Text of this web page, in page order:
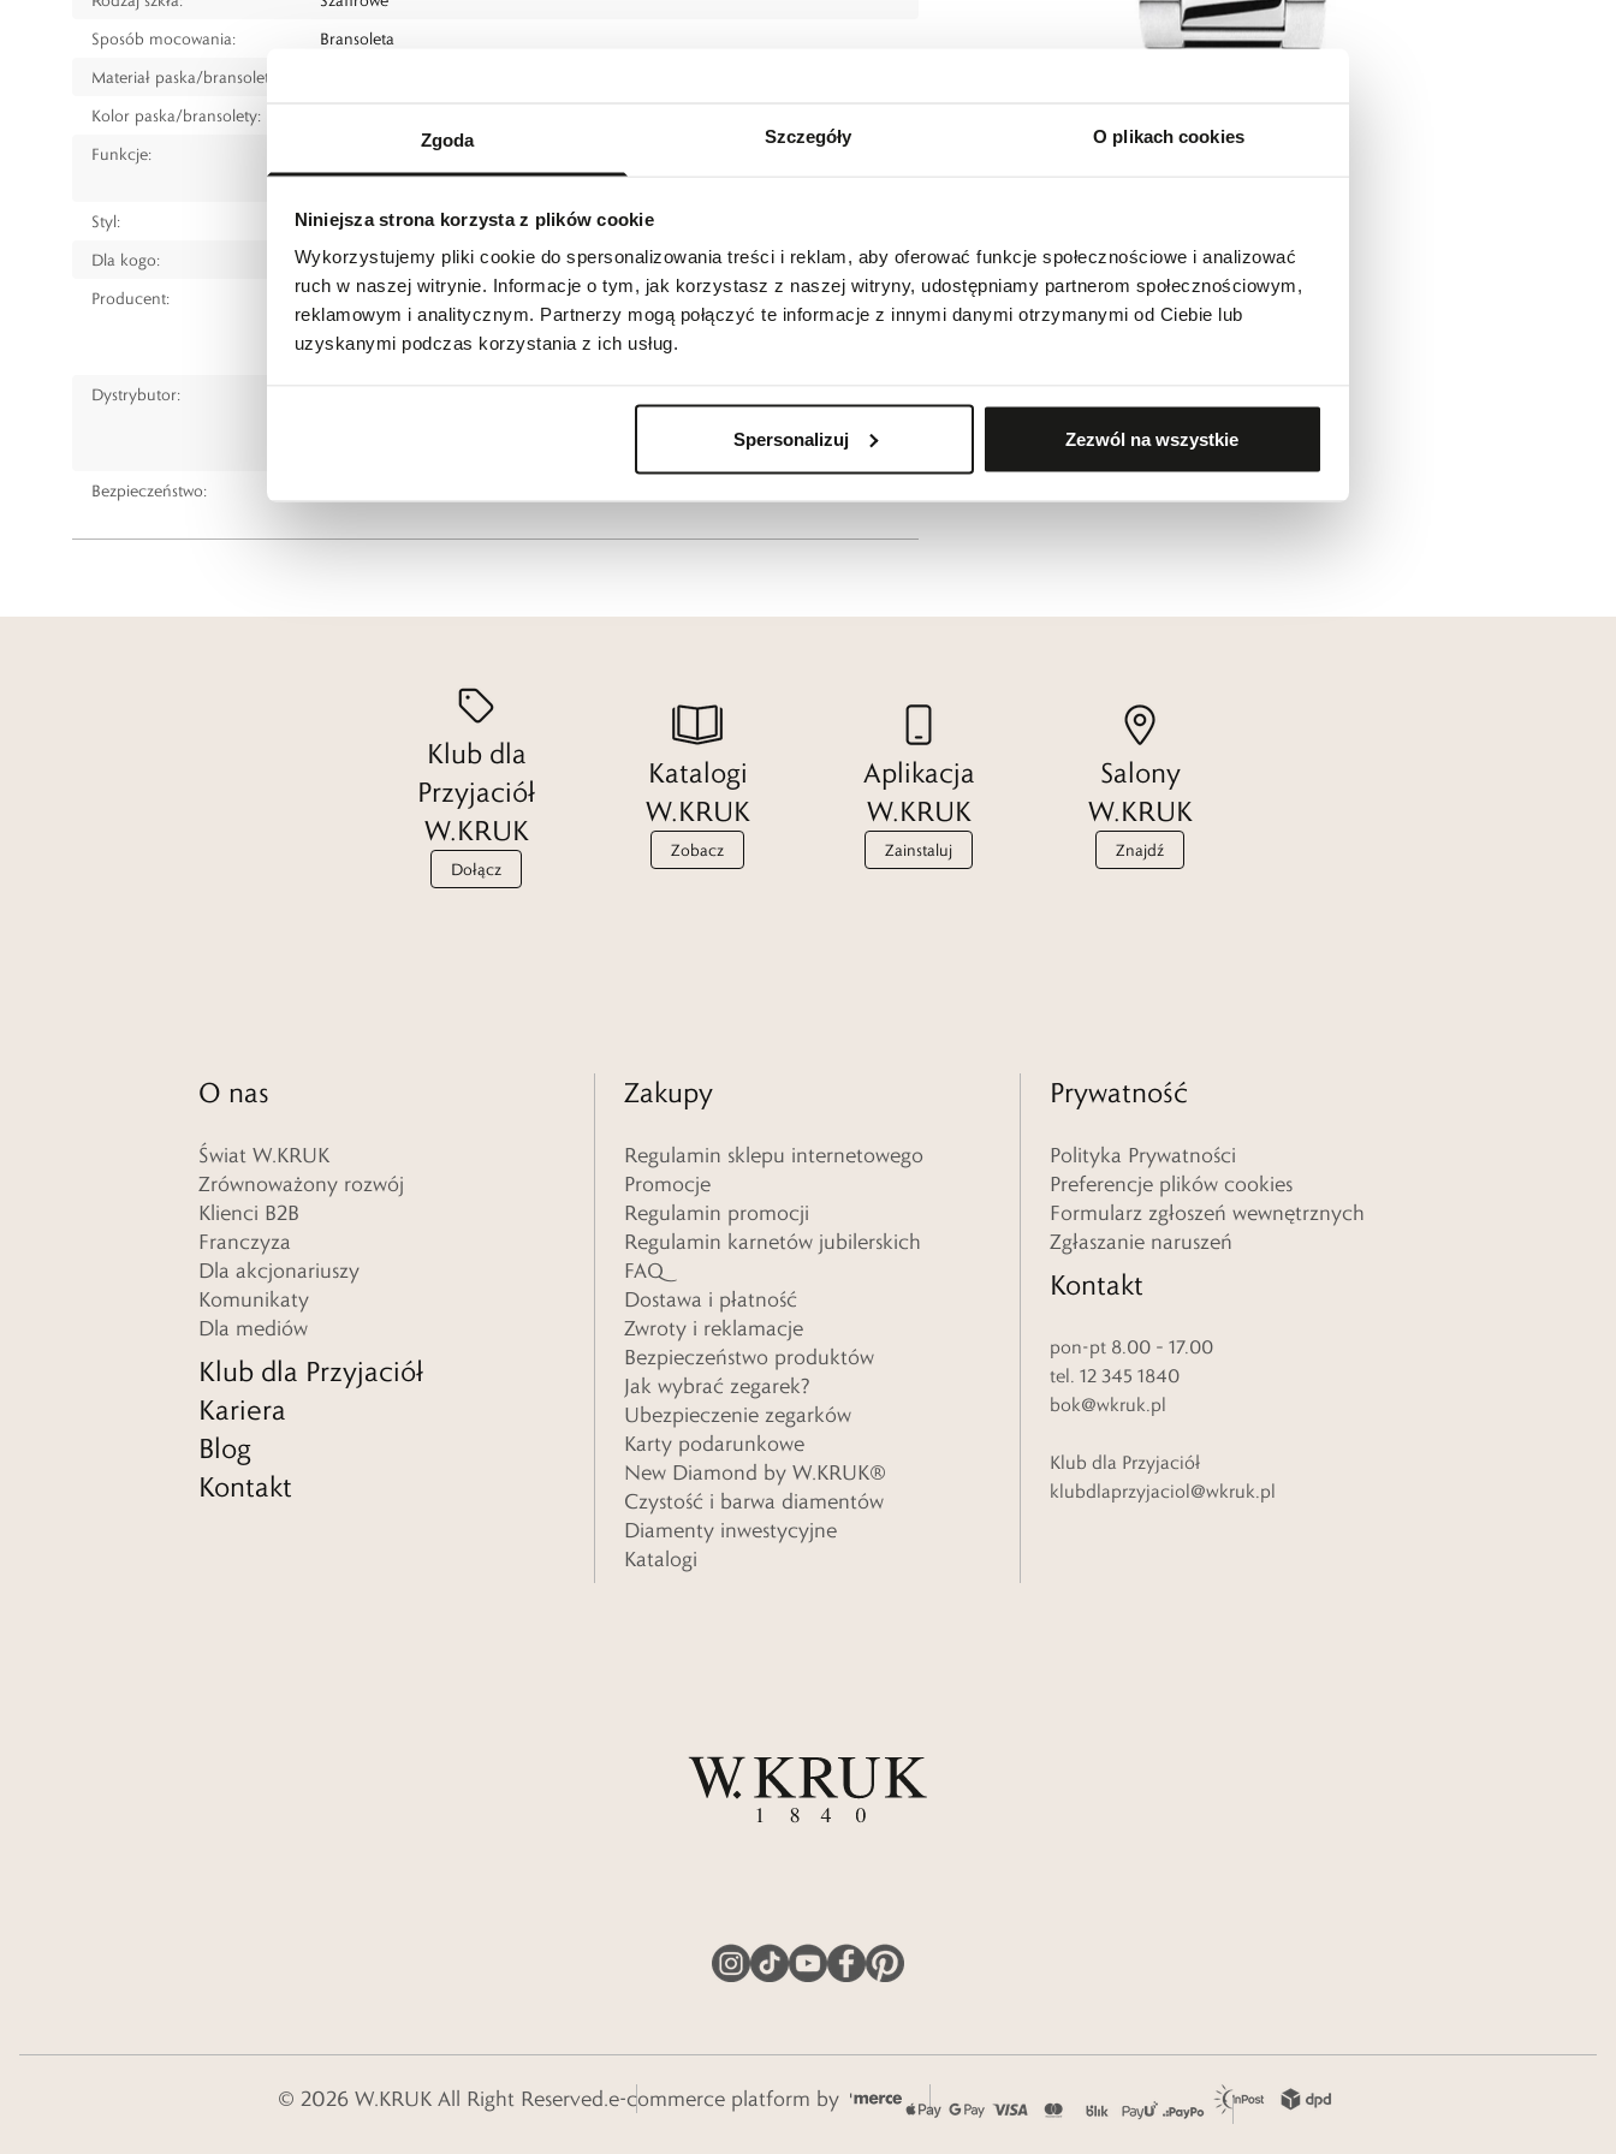
Zgoda Szczegóły O plikach cookies
Niniejsza strona korzysta z plików cookie
Wykorzystujemy pliki cookie do spersonalizowania treści i reklam, aby oferować funkcje społecznościowe i analizować
ruch w naszej witrynie. Informacje o tym, jak korzystasz z naszej witryny, udostępniamy partnerom społecznościowym,
reklamowym i analitycznym. Partnerzy mogą połączyć te informacje z innymi danymi otrzymanymi od Ciebie lub
uzyskanymi podczas korzystania z ich usług.
Spersonalizuj Zezwól na wszystkie
Sposób mocowania:
Bransoleta
Materiał paska/bransolety:
Kolor paska/bransolety:
Funkcje:
Powłoka luminescencyjna na indeksach i wskazówkach
Styl:
Klasyczny
Dla kogo:
Dla kobiety
Producent:
Frederique Constant Holding SA
32 Chemin Champ des Filles, 1228 Plan-les-Ouates, Switzerland
frederiqueconstant.com
Dystrybutor:
Bezpieczeństwo:
Klub dla
Przyjaciół
W.KRUK
Dołącz
Katalogi
W.KRUK
Zobacz
Aplikacja
W.KRUK
Zainstaluj
Salony
W.KRUK
Znajdź
O nas
Świat W.KRUK
Zrównoważony rozwój
Klienci B2B
Franczyza
Dla akcjonariuszy
Komunikaty
Dla mediów
Klub dla Przyjaciół
Kariera
Blog
Kontakt
Zakupy
Regulamin sklepu internetowego
Promocje
Regulamin promocji
Regulamin karnetów jubilerskich
FAQ
Dostawa i płatność
Zwroty i reklamacje
Bezpieczeństwo produktów
Jak wybrać zegarek?
Ubezpieczenie zegarków
Karty podarunkowe
New Diamond by W.KRUK®
Czystość i barwa diamentów
Diamenty inwestycyjne
Katalogi
Prywatność
Polityka Prywatności
Preferencje plików cookies
Formularz zgłoszeń wewnętrznych
Zgłaszanie naruszeń
Kontakt
pon-pt 8.00 – 17.00
tel. 12 345 1840
bok@wkruk.pl
Klub dla Przyjaciół
klubdlaprzyjaciol@wkruk.pl
© 2026 W.KRUKAll Right Reserved.e-commerce platform by